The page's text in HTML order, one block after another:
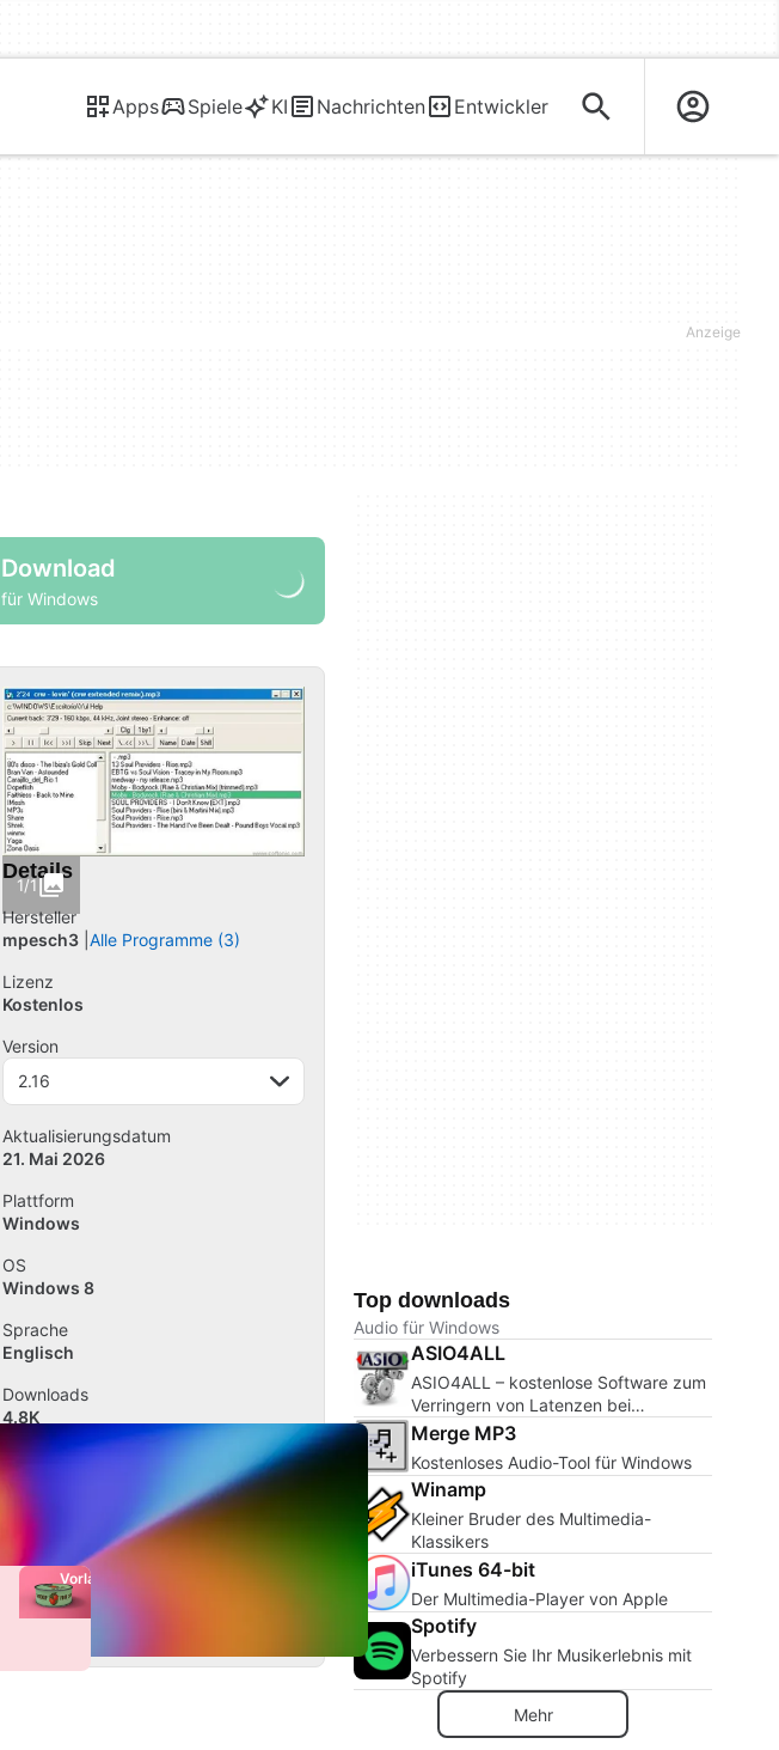
Apps Spiele KI Nachrichten Entwickler
Download
für Windows
Vorlagen
1/1
Details
Hersteller
mpesch3 Alle Programme (3)
Lizenz
Kostenlos
Version
2.16
Aktualisierungsdatum
21. Mai 2026
Plattform
Windows
OS
Windows 8
Sprache
Englisch
Downloads
4.8K
Größe
363.55 KB
Bewertung hinzufügen
Software melden
Alternative Apps
Top downloads
Audio für Windows
ASIO4ALL
ASIO4ALL – kostenlose Software zum
Verringern von Latenzen bei
Audioeinspielungen
Merge MP3
Kostenloses Audio-Tool für Windows
Winamp
Kleiner Bruder des Multimedia-
Klassikers
iTunes 64-bit
Der Multimedia-Player von Apple
Spotify
Verbessern Sie Ihr Musikerlebnis mit
Spotify
Mehr